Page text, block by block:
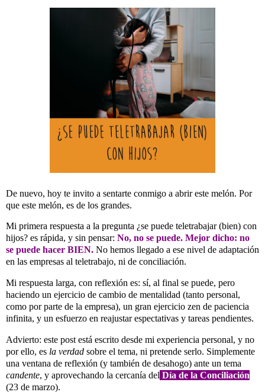
De nuevo, hoy te invito a sentarte conmigo a abrir este melón. Por
que este melón, es de los grandes.
Mi primera respuesta a la pregunta ¿se puede teletrabajar (bien) con
hijos? es rápida, y sin pensar: No, no se puede. Mejor dicho: no
se puede hacer BIEN. No hemos llegado a ese nivel de adaptación
en las empresas al teletrabajo, ni de conciliación.
Mi respuesta larga, con reflexión es: sí, al final se puede, pero
haciendo un ejercicio de cambio de mentalidad (tanto personal,
como por parte de la empresa), un gran ejercicio zen de paciencia
infinita, y un esfuerzo en reajustar espectativas y tareas pendientes.
Advierto: este post está escrito desde mi experiencia personal, y no
por ello, es la verdad sobre el tema, ni pretende serlo. Simplemente
una ventana de reflexión (y también de desahogo) ante un tema
candente, y aprovechando la cercanía del Día de la Conciliación
(23 de marzo).